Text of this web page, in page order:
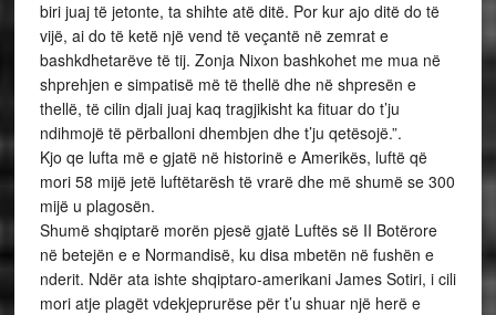
biri juaj të jetonte, ta shihte atë ditë. Por kur ajo ditë do të
vijë, ai do të ketë një vend të veçantë në zemrat e
bashkdhetarëve të tij. Zonja Nixon bashkohet me mua në
shprehjen e simpatisë më të thellë dhe në shpresën e
thellë, të cilin djali juaj kaq tragjikisht ka fituar do t’ju
ndihmojë të përballoni dhembjen dhe t’ju qetësojë.”.
Kjo qe lufta më e gjatë në historinë e Amerikës, luftë që
mori 58 mijë jetë luftëtarësh të vrarë dhe më shumë se 300
mijë u plagosën.
Shumë shqiptarë morën pjesë gjatë Luftës së II Botërore
në betejën e e Normandisë, ku disa mbetën në fushën e
nderit. Ndër ata ishte shqiptaro-amerikani James Sotiri, i cili
mori atje plagët vdekjeprurëse për t’u shuar një herë e